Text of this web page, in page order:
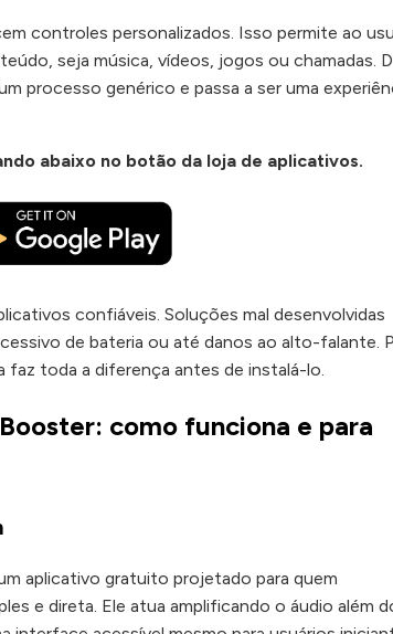
controles personalizados. Isso permite ao
seja música, vídeos, jogos ou chamadas.
processo genérico e passa a ser uma
abaixo no botão da loja de aplicativos.
confiáveis. Soluções mal desenvolvidas
de bateria ou até danos ao alto-falante.
toda a diferença antes de instalá-lo.
como funciona e para
aplicativo gratuito projetado para quem
e direta. Ele atua amplificando o áudio além